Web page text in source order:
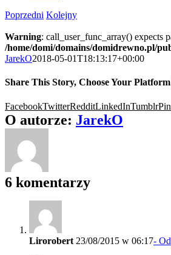
Poprzedni Kolejny
Warning: call_user_func_array() expects
/home/domi/domains/domidrewno.pl/
JarekO2018-05-01T18:13:17+00:00
Share This Story, Choose Your
FacebookTwitterRedditLinkedInTumblr
O autorze: JarekO
6 komentarzy
Lirorobert 23/08/2015 w 06:17-